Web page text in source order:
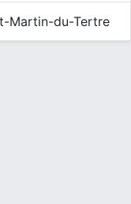
Martin-du-Tertre